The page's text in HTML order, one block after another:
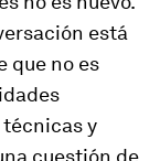
está
que no es
y